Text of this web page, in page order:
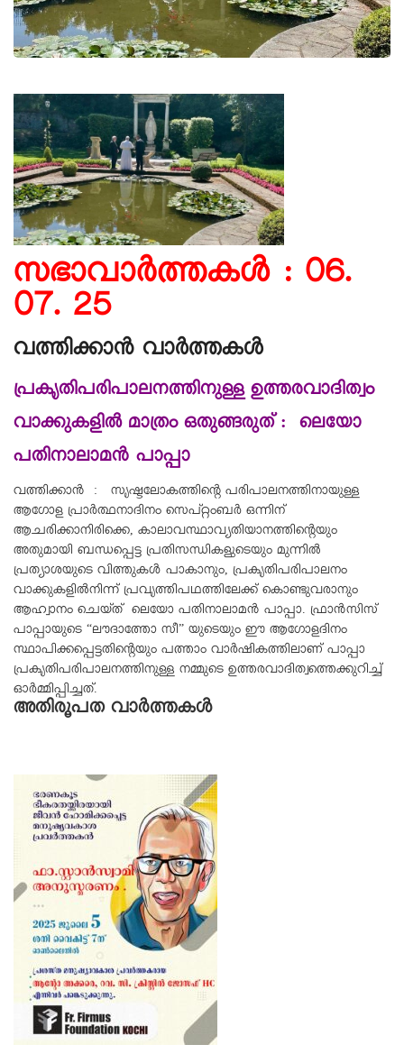
സഭാവാര്‍ത്തകള്‍ : 06.
07. 25
വത്തിക്കാൻ വാർത്തകൾ
പ്രകൃതിപരിപാലനത്തിനുള്ള ഉത്തരവാദിത്വം
വാക്കുകളിൽ മാത്രം ഒതുങ്ങരുത് : ലെയോ
പതിനാലാമൻ പാപ്പാ
വത്തിക്കാൻ : സൃഷ്ടലോകത്തിന്റെ പരിപാലനത്തിനായുള്ള
ആഗോള പ്രാർത്ഥനാദിനം സെപ്റ്റംബർ ഒന്നിന്
ആചരിക്കാനിരിക്കെ, കാലാവസ്ഥാവ്യതിയാനത്തിന്റെയും
അതുമായി ബന്ധപ്പെട്ട പ്രതിസന്ധികളുടെയും മുന്നിൽ
പ്രത്യാശയുടെ വിത്തുകൾ പാകാനും, പ്രകൃതിപരിപാലനം
വാക്കുകളിൽനിന്ന് പ്രവൃത്തിപഥത്തിലേക്ക് കൊണ്ടുവരാനും
ആഹ്വാനം ചെയ്‌ത്‌ ലെയോ പതിനാലാമൻ പാപ്പാ. ഫ്രാൻസിസ്
പാപ്പായുടെ “ലൗദാത്തോ സീ” യുടെയും ഈ ആഗോളദിനം
സ്ഥാപിക്കപ്പെട്ടതിന്റെയും പത്താം വാർഷികത്തിലാണ് പാപ്പാ
പ്രകൃതിപരിപാലനത്തിനുള്ള നമ്മുടെ ഉത്തരവാദിത്വത്തെക്കുറിച്ച്
ഓർമ്മിപ്പിച്ചത്.
അതിരൂപത വാർത്തകൾ